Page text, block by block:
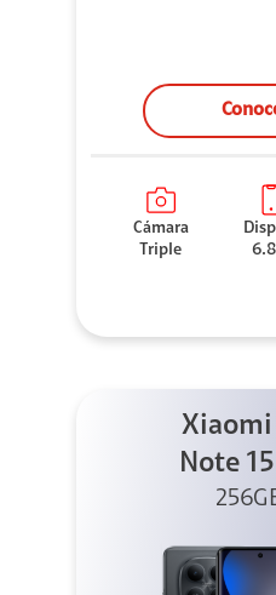
Cámara
Triple
Xiaomi
Note
5G